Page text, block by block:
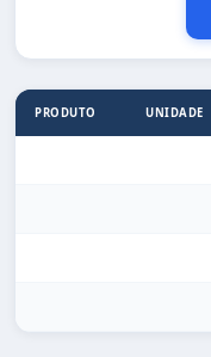
PRODUTO UNIDADE